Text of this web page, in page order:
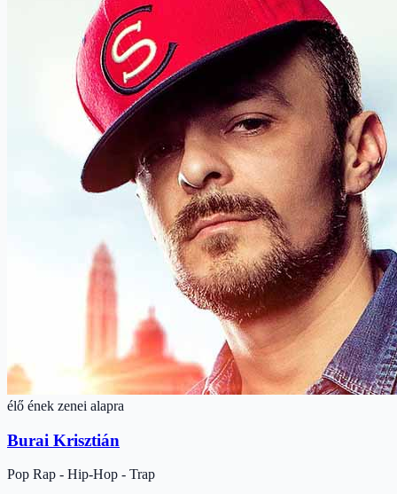
élő ének zenei alapra
Burai Krisztián
Pop Rap - Hip-Hop - Trap